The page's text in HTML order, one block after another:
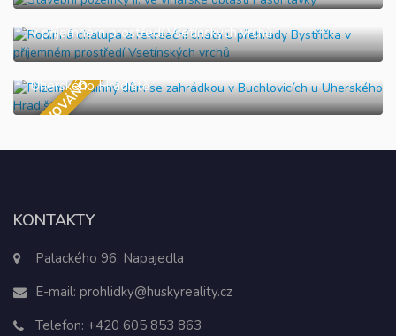
Rodinná chalupa a rekreační chata u přehrady Bystřička
v příjemném prostředí Vsetínských vrchů
REZERVOVÁNO
Přízemní rodinný dům se zahrádkou v Buchlovicích u
Uherského Hradiště
KONTAKTY
Palackého 96, Napajedla
E-mail: prohlidky@huskyreality.cz
Telefon: +420 605 853 863